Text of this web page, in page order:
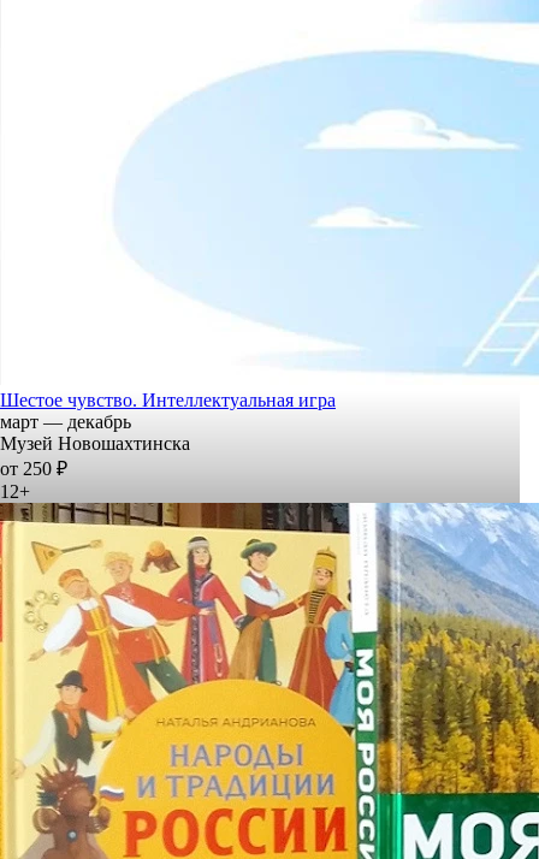
Шестое чувство. Интеллектуальная игра
март — декабрь
Музей Новошахтинска
от 250 ₽
12+